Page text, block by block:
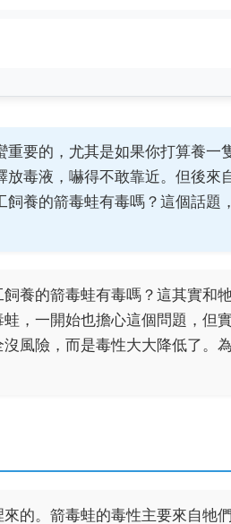
要的，尤其是如果你打算養一
毒液，嚇得不敢靠近。但後來
養的箭毒蛙有毒嗎？這個話題
養的箭毒蛙有毒嗎？這其實和
，一開始也擔心這個問題，但
風險，而是毒性大大降低了。
的。箭毒蛙的毒性主要來自牠